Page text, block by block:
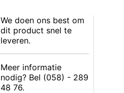
We doen ons best om
dit product snel te
leveren.
Meer informatie
nodig? Bel (058) - 289
48 76.